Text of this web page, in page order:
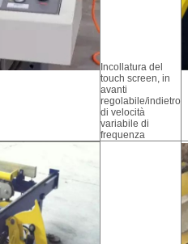
Incollatura del
touch screen, in
avanti
regolabile/indietro
di velocità
variabile di
frequenza